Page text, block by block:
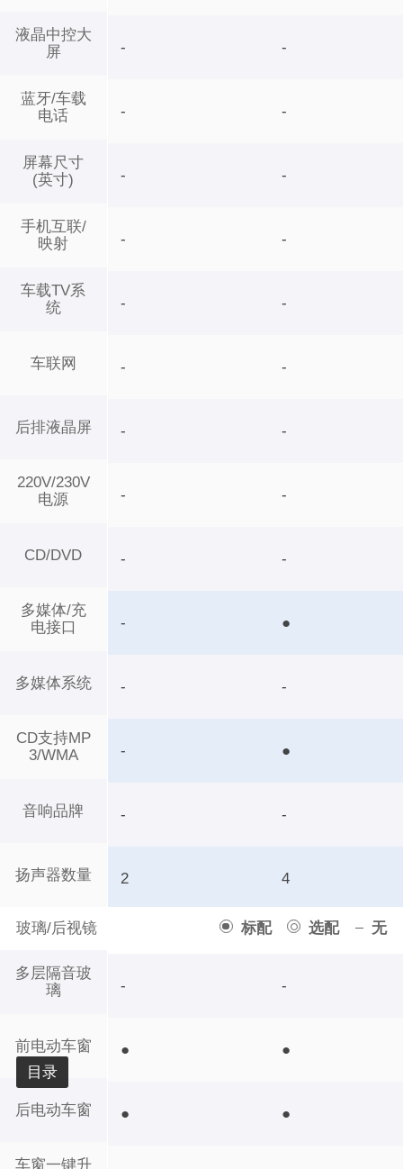
液晶中控大
屏
蓝牙/车载
电话
屏幕尺寸
(英寸)
手机互联/
映射
车载TV系
统
车联网
后排液晶屏
220V/230V
电源
CD/DVD
多媒体/充
电接口
多媒体系统
CD支持MP
3/WMA
音响品牌
扬声器数量
玻璃/后视镜 标配 选配 无
多层隔音玻
璃
前电动车窗
后电动车窗
车窗一键升
- -
- -
- -
- -
- -
- -
- -
- -
- -
- ●
- -
- ●
- -
2 4
- -
● ●
● ●
目录